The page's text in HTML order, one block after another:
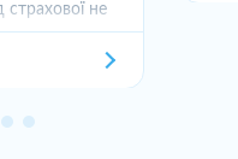
страхової не